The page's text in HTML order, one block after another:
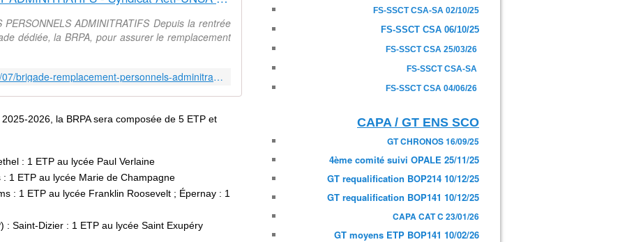
PERSONNELS ADMINITRATIFS Depuis la rentrée
dédiée, la BRPA, pour assurer le remplacement
https://www.aeti-ac-reims.com/2025/07/brigade-remplacement-personnels-adminitratifs.html
2026, la BRPA sera composée de 5 ETP et
: 1 ETP au lycée Paul Verlaine
1 ETP au lycée Marie de Champagne
: 1 ETP au lycée Franklin Roosevelt ; Épernay : 1
: Saint-Dizier : 1 ETP au lycée Saint Exupéry
FS-SSCT CSA-SA 02/10/25
FS-SSCT CSA 06/10/25
FS-SSCT CSA 25/03/26
FS-SSCT CSA-SA
FS-SSCT CSA 04/06/26
CAPA / GT ENS SCO
GT CHRONOS 16/09/25
4ème comité suivi OPALE 25/11/25
GT requalification BOP214 10/12/25
GT requalification BOP141 10/12/25
CAPA CAT C 23/01/26
GT moyens ETP BOP141 10/02/26